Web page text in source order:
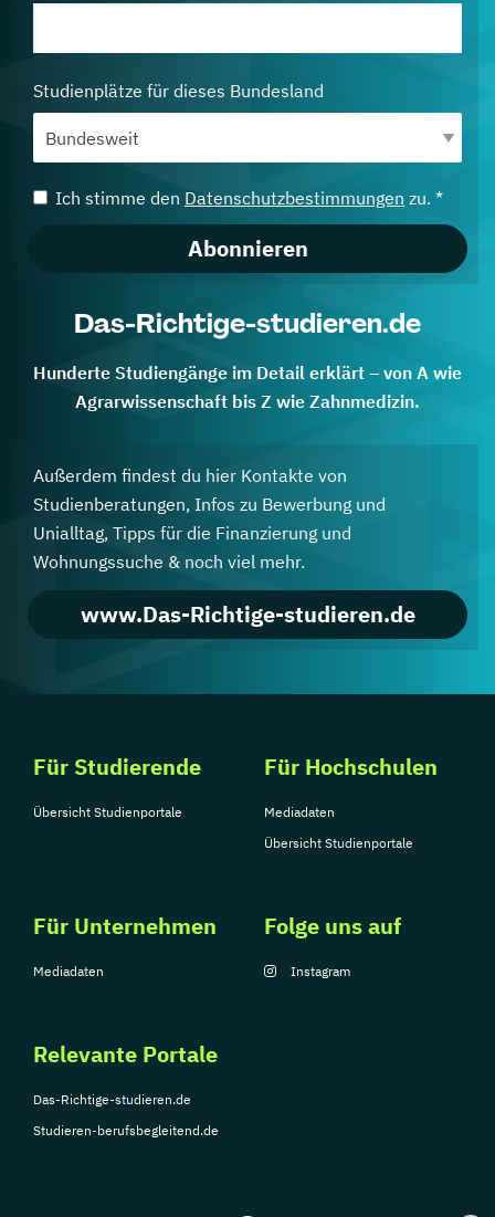
Studienplätze für dieses Bundesland
Ich stimme den Datenschutzbestimmungen zu. *
Abonnieren
Das-Richtige-studieren.de
Hunderte Studiengänge im Detail erklärt – von A wie
Agrarwissenschaft bis Z wie Zahnmedizin.
Außerdem findest du hier Kontakte von
Studienberatungen, Infos zu Bewerbung und
Unialltag, Tipps für die Finanzierung und
Wohnungssuche & noch viel mehr.
www.Das-Richtige-studieren.de
Für Studierende
Übersicht Studienportale
Für Hochschulen
Mediadaten
Übersicht Studienportale
Für Unternehmen
Mediadaten
Relevante Portale
Das-Richtige-studieren.de
Studieren-berufsbegleitend.de
Folge uns auf
Instagram